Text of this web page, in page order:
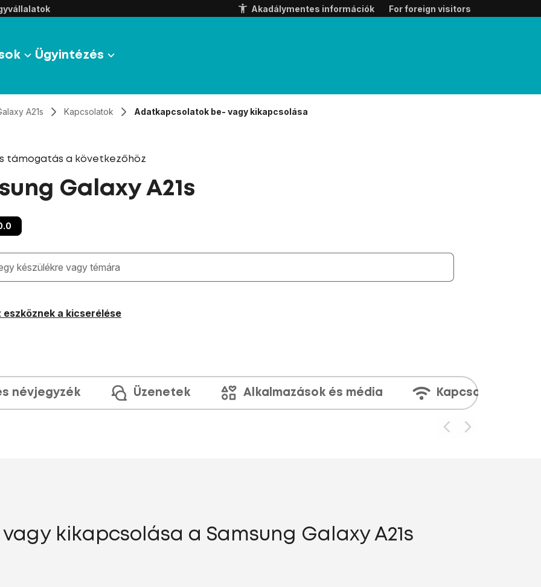
Akadálymentes információk For foreign visitors
Ügyintézés
A21s Kapcsolatok Adatkapcsolatok be- vagy kikapcsolása
támogatás a következőhöz
Galaxy A21s
megjelennek a keresési javaslatok a mező alatt
eszköznek a kicserélése
névjegyzék Üzenetek Alkalmazások és média Kapcsolatok
kikapcsolása a Samsung Galaxy A21s